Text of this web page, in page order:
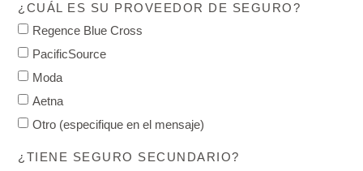
¿CUÁL ES SU PROVEEDOR DE SEGURO?
Regence Blue Cross
PacificSource
Moda
Aetna
Otro (especifique en el mensaje)
¿TIENE SEGURO SECUNDARIO?